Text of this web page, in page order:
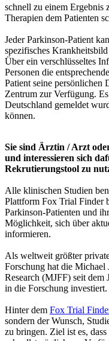
schnell zu einem Ergebnis
Therapien dem Patienten
Jeder Parkinson-Patient
spezifisches
Über ein verschlüsseltes
Personen die
Patient seine persönlichen
Zentrum zur Verfügung.
Deutschland gemeldet
können.
Sie sind Ärztin / Arzt
und interessieren sich
Rekrutierungstool zu
Alle klinischen Studien
Plattform Fox Trial Finder
Parkinson-Patienten und
Möglichkeit, sich über
informieren.
Als weltweit größter
Forschung hat die Michael
Research (MJFF) seit
in die Forschung investiert.
Hinter dem Fox Trial
sondern der Wunsch,
zu bringen. Ziel ist es,